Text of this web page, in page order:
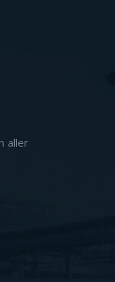
aller